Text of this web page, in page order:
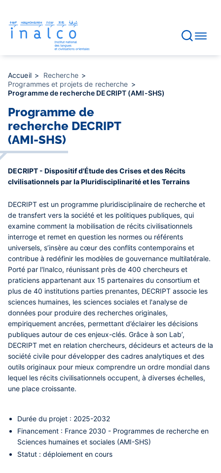
contenu
principal
Accueil
Recherche
Programmes et projets de recherche
Programme de recherche DECRIPT (AMI-SHS)
Programme de
recherche DECRIPT
(AMI-SHS)
DECRIPT - Dispositif d'Étude des Crises et des Récits
cIvilisationnels par la Pluridisciplinarité et les Terrains
DECRIPT est un programme pluridisciplinaire de recherche et
de transfert vers la société et les politiques publiques, qui
examine comment la mobilisation de récits civilisationnels
interroge et remet en question les normes ou référents
universels, s’insère au cœur des conflits contemporains et
contribue à redéfinir les modèles de gouvernance multilatérale.
Porté par l'Inalco, réunissant près de 400 chercheurs et
praticiens appartenant aux 15 partenaires du consortium et
plus de 40 institutions parties prenantes, DECRIPT associe les
sciences humaines, les sciences sociales et l'analyse de
données pour produire des recherches originales,
empiriquement ancrées, permettant d’éclairer les décisions
publiques autour de ces enjeux-clés. Grâce à son Lab’,
DECRIPT met en relation chercheurs, décideurs et acteurs de la
société civile pour développer des cadres analytiques et des
outils originaux pour mieux comprendre un ordre mondial dans
lequel les récits civilisationnels occupent, à diverses échelles,
une place croissante.
Durée du projet : 2025-2032
Financement : France 2030 - Programmes de recherche en
Sciences humaines et sociales (AMI-SHS)
Statut : déploiement en cours